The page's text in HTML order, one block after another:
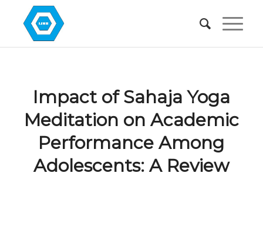
Impact of Sahaja Yoga
Meditation on Academic
Performance Among
Adolescents: A Review